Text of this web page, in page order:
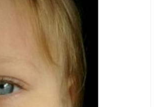
Việc sử dụng hiệu quả chính
sách tài khóa không chỉ mang ý
nghĩa hỗ trợ ngắn hạn mà còn
đóng vai trò tạo nền tảng cho
tăng trưởng bền vững dài hạn.